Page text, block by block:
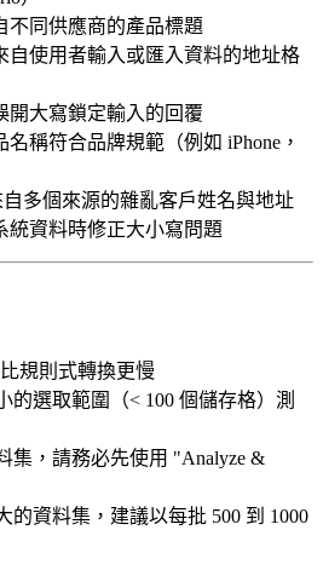
不同供應商的產品標題
自使用者輸入或匯入資料的地址格
開大寫鎖定輸入的回覆
稱符合品牌規範（例如 iPhone，
多個來源的雜亂客戶姓名與地址
統資料時修正大小寫問題
規則式轉換更慢
的選取範圍（< 100 個儲存格）測
集，請務必先使用 "Analyze &
的資料集，建議以每批 500 到 1000